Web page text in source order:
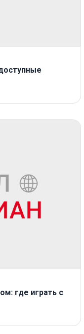
где играть с